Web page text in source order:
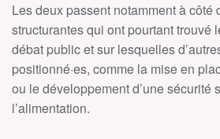
Les deux passent notamment à côté
structurantes qui ont pourtant trouvé
débat public et sur lesquelles
positionné·es, comme la mise en
ou le développement d’une sécurité
l’alimentation.